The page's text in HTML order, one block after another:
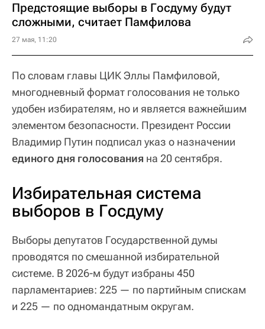
Предстоящие выборы в Госдуму будут
сложными, считает Памфилова
27 мая, 11:20
По словам главы ЦИК Эллы Памфиловой,
многодневный формат голосования не только
удобен избирателям, но и является важнейшим
элементом безопасности. Президент России
Владимир Путин подписал указ о назначении
единого дня голосования на 20 сентября.
Избирательная система
выборов в Госдуму
Выборы депутатов Государственной думы
проводятся по смешанной избирательной
системе. В 2026-м будут избраны 450
парламентариев: 225 — по партийным спискам
и 225 — по одномандатным округам.